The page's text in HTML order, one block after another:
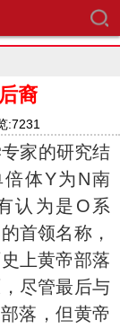
裔
:7231
家的研究结
体Y为N南
认为是O系
首领名称，
上黄帝部落
尽管最后与
落，但黄帝